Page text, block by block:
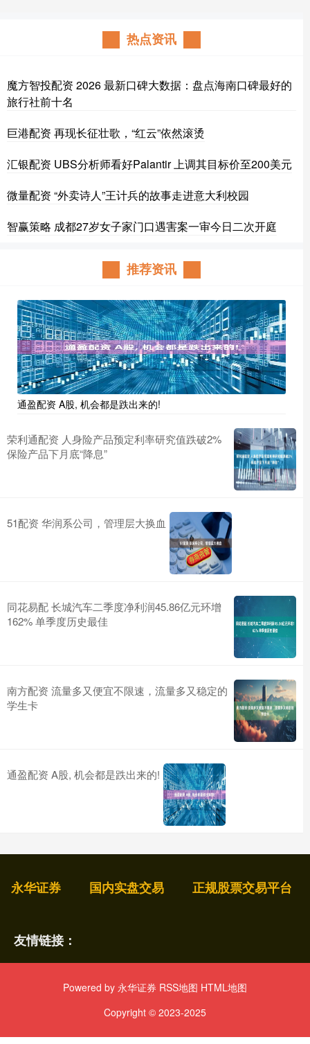
热点资讯
魔方智投配资 2026 最新口碑大数据：盘点海南口碑最好的
旅行社前十名
巨港配资 再现长征壮歌，“红云”依然滚烫
汇银配资 UBS分析师看好Palantir 上调其目标价至200美元
微量配资 “外卖诗人”王计兵的故事走进意大利校园
智赢策略 成都27岁女子家门口遇害案一审今日二次开庭
推荐资讯
通盈配资 A股, 机会都是跌出来的!
荣利通配资 人身险产品预定利率研究值跌破2%
保险产品下月底“降息”
51配资 华润系公司，管理层大换血
同花易配 长城汽车二季度净利润45.86亿元环增
162% 单季度历史最佳
南方配资 流量多又便宜不限速，流量多又稳定的
学生卡
通盈配资 A股, 机会都是跌出来的!
永华证券 国内实盘交易 正规股票交易平台
友情链接：
Powered by 永华证券 RSS地图 HTML地图
Copyright © 2023-2025